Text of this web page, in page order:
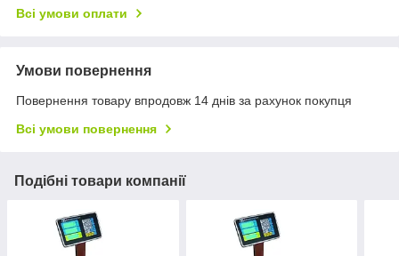
Всі умови оплати
Умови повернення
Повернення товару впродовж 14 днів за рахунок покупця
Всі умови повернення
Подібні товари компанії